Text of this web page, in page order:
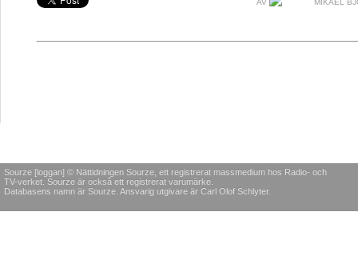
AV MIKAEL
Sourze [loggan] © Nättidningen Sourze, ett registrerat massmedium hos Radio- och
TV-verket. Sourze är också ett registrerat varumärke.
Databasens namn är Sourze. Ansvarig utgivare är Carl Olof Schlyter.